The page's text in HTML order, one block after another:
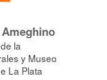
la
y Museo
La Plata